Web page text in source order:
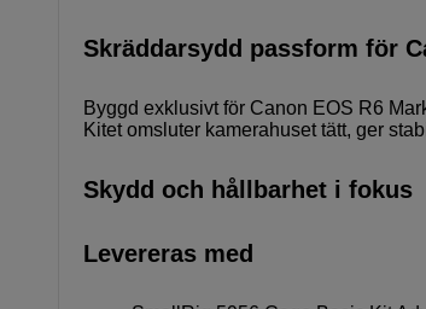
Skräddarsydd passform för
Byggd exklusivt för Canon EOS R6
Kitet omsluter kamerahuset tätt, ger
Skydd och hållbarhet i fokus
Levereras med